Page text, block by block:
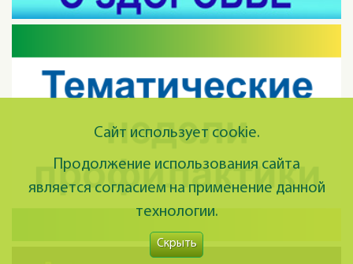
Сайт использует cookie.
Продолжение использования сайта
является согласием на применение данной
технологии.
Скрыть